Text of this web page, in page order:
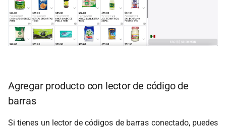
Agregar producto con lector de código de
barras
Si tienes un lector de códigos de barras conectado, puedes